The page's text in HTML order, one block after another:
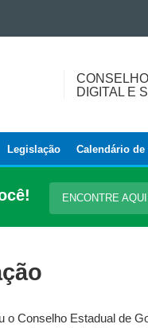
DIGITAL E
Legislação Calendário
ENCONTRE AQUI
o Conselho Estadual de